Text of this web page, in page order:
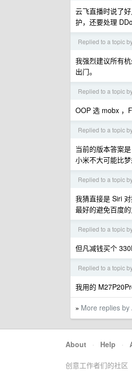
云飞直播时说了
护，还要处理
Replied to a topic
我强烈建议所有
出门。
Replied to a topic
OOP 选 mobx ，
Replied to a topic
当前的版本答案
小米不大可能比梦
Replied to a topic
我猜直接是 Siri
最好的避免百度
Replied to a topic
但凡减钱买个
Replied to a topic
我用的
» More replies by
About · Help ·
创意工作者们的社区